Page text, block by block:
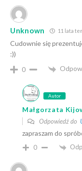
Unknown 11 lata
Cudownie się
:))
0
Autor
Małgorzata
Odpowiedź do
zapraszam do
0